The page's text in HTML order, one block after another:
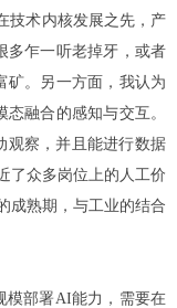
技术内核发展之先，产
多乍一听老掉牙，或者
。
另一方面，我认为
融合的感知与交互。
观察，并且能进行数据
了众多岗位上的人工价
成熟期，与工业的结合
模部署AI能力，需要在